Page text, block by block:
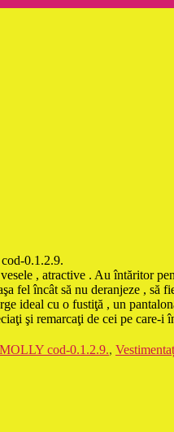
0.1.2.9.
, atractive . Au întăritor
încât să nu deranjeze , să
ideal cu o fustiţă , un
şi remarcaţi de cei pe care-i
cod-0.1.2.9.,